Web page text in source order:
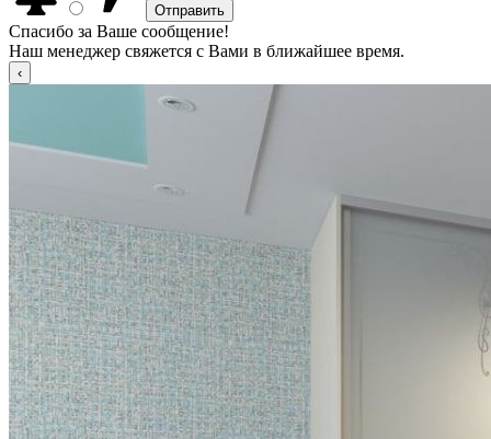
Спасибо за Ваше сообщение!
Наш менеджер свяжется с Вами в ближайшее время.